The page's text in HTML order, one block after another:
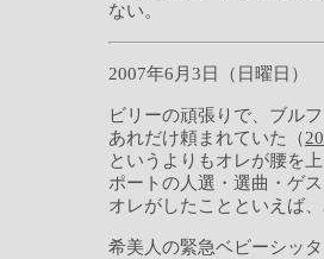
ない。
2007年6月3日（日曜日）
ビリーの頑張りで、ブル
あれだけ頼まれていた（
というよりもオレが腰を
ポートの人選・選曲・ゲ
オレがしたことといえば
希美人の緊急ベビーシッ